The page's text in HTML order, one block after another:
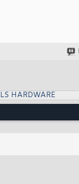
HARDWARE